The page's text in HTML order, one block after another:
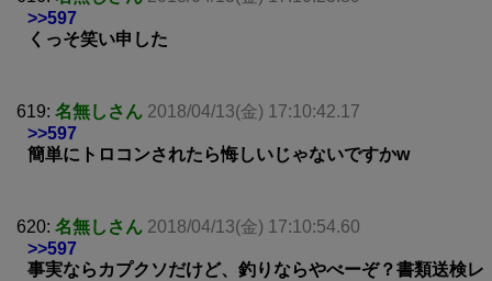
>>597
くっそ笑い申した
619: 名無しさん 2018/04/13(金) 17:10:42.17
>>597
簡単にトロコンされたら悔しいじゃないですかw
620: 名無しさん 2018/04/13(金) 17:10:54.60
>>597
事実ならカプクソだけど、釣りならやべーぞ？書類送検レ